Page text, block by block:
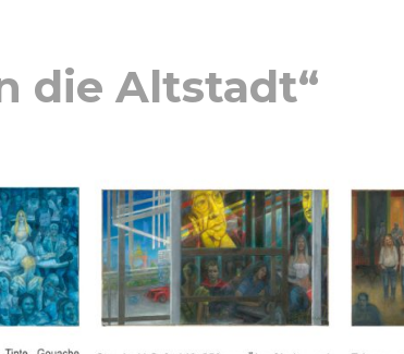
die Altstadt“